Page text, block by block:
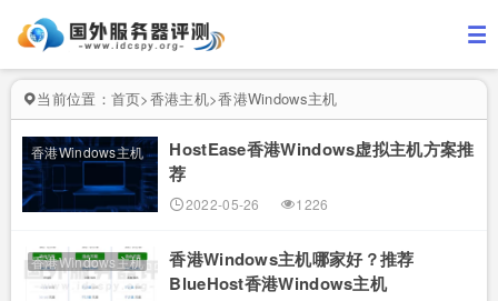
当前位置： 首页>香港主机>香港Windows主机
香港Windows主机
HostEase香港Windows虚拟主机方案推
荐
2022-05-26 1226
香港Windows主机
香港Windows主机哪家好？推荐
BlueHost香港Windows主机